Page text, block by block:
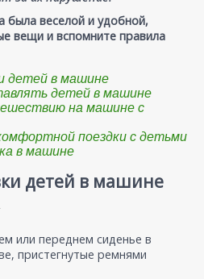
была веселой и удобной,
вещи и вспомните правила
детей в машине
детей в машине
на машине с
поездки с детьми
в машине
детей в машине
или переднем сиденье в
пристегнутые ремнями